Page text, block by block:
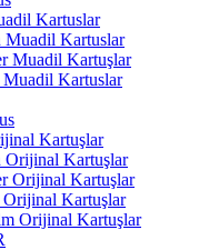
Kartuslar
Muadil Kartuslar
Muadil Kartuşlar
Muadil Kartuslar
Kartuşlar
Orijinal Kartuşlar
Orijinal Kartuşlar
Orijinal Kartuşlar
Orijinal Kartuşlar